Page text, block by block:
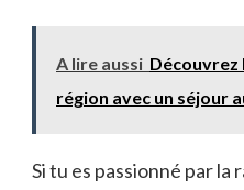
A lire aussi Découvrez
région avec un séjour
Si tu es passionné par la